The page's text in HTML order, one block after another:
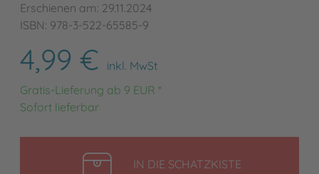
Erschienen am: 29.11.2024
ISBN: 978-3-522-65585-9
4,99 €
inkl. MwSt
Gratis-Lieferung ab 9 EUR *
Sofort lieferbar
IN DIE SCHATZKISTELEGEN